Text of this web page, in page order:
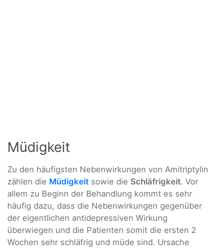
Müdigkeit
Zu den häufigsten Nebenwirkungen von Amitriptylin
zählen die Müdigkeit sowie die Schläfrigkeit. Vor
allem zu Beginn der Behandlung kommt es sehr
häufig dazu, dass die Nebenwirkungen gegenüber
der eigentlichen antidepressiven Wirkung
überwiegen und die Patienten somit die ersten 2
Wochen sehr schläfrig und müde sind. Ursache